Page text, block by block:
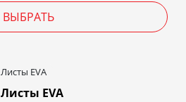
ВЫБРАТЬ
Листы EVA
Листы EVA